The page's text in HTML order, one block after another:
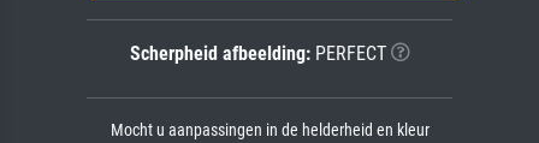
Scherpheid afbeelding:PERFECT
Mocht u aanpassingen in de helderheid en kleur